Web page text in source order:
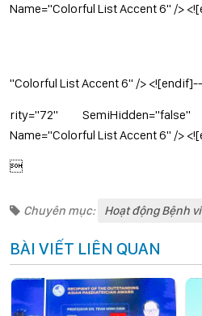
Name="Colorful List Accent 6" />
"Colorful List Accent 6" />
rity="72" SemiHidden="false"
Name="Colorful List Accent 6" />

Chuyên mục: Hoạt động Bệnh
BÀI VIẾT LIÊN QUAN